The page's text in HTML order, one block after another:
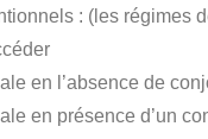
: (les régimes
en l’absence de
en présence d’un